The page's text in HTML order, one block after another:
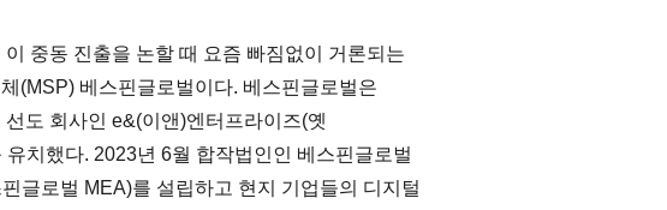
이 중동 진출을 논할 때 요즘 빠짐없이 거론되는
(MSP) 베스핀글로벌이다. 베스핀글로벌은
도 회사인 e&(이앤)엔터프라이즈(옛
치했다. 2023년 6월 합작법인인 베스핀글로벌
글로벌 MEA)를 설립하고 현지 기업들의 디지털